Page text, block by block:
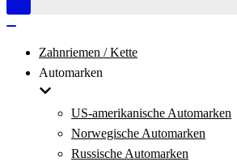
Navigation
Zahnriemen / Kette
Automarken
US-amerikanische Automarken
Norwegische Automarken
Russische Automarken